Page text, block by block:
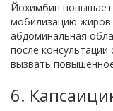
Йохимбин повышает
мобилизацию жиров
абдоминальная
после
вызвать
6.